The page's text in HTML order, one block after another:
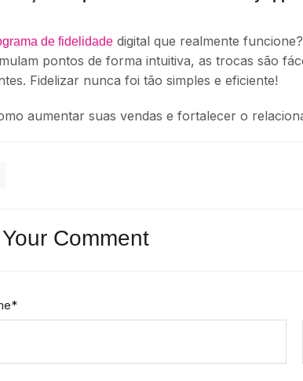
de fidelidadedigital que realmente
pontos de forma intuitiva, as trocas são
Fidelizar nunca foi tão simples e eficiente!
aumentar suas vendas e fortalecer o
Comment
*